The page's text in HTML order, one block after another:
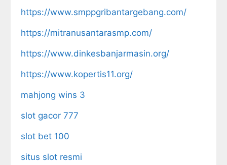
https://www.smppgribantargebang.com/
https://mitranusantarasmp.com/
https://www.dinkesbanjarmasin.org/
https://www.kopertis11.org/
mahjong wins 3
slot gacor 777
slot bet 100
situs slot resmi